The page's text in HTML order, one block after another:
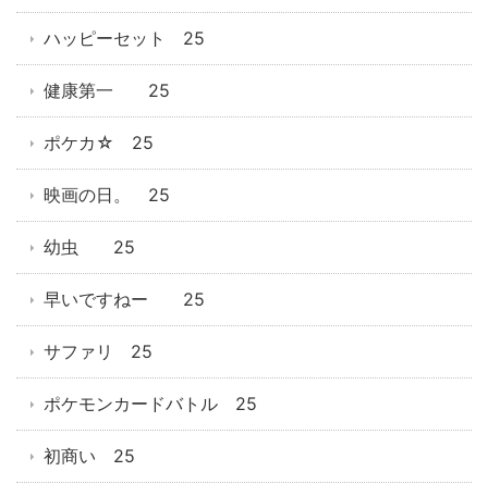
ハッピーセット 25
健康第一 25
ポケカ☆ 25
映画の日。 25
幼虫 25
早いですねー 25
サファリ 25
ポケモンカードバトル 25
初商い 25